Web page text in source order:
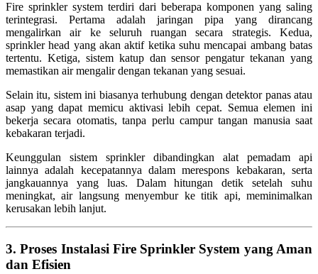
Fire sprinkler system terdiri dari beberapa komponen yang saling
terintegrasi. Pertama adalah jaringan pipa yang dirancang
mengalirkan air ke seluruh ruangan secara strategis. Kedua,
sprinkler head yang akan aktif ketika suhu mencapai ambang batas
tertentu. Ketiga, sistem katup dan sensor pengatur tekanan yang
memastikan air mengalir dengan tekanan yang sesuai.
Selain itu, sistem ini biasanya terhubung dengan detektor panas atau
asap yang dapat memicu aktivasi lebih cepat. Semua elemen ini
bekerja secara otomatis, tanpa perlu campur tangan manusia saat
kebakaran terjadi.
Keunggulan sistem sprinkler dibandingkan alat pemadam api
lainnya adalah kecepatannya dalam merespons kebakaran, serta
jangkauannya yang luas. Dalam hitungan detik setelah suhu
meningkat, air langsung menyembur ke titik api, meminimalkan
kerusakan lebih lanjut.
3. Proses Instalasi Fire Sprinkler System yang Aman
dan Efisien